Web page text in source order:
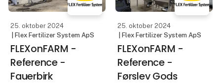
mistet
25. oktober 2024
| Flex Fertilizer System ApS
FLEXonFARM -
Reference -
Fauerbirk
25. oktober 2024
| Flex Fertilizer System ApS
FLEXonFARM -
Reference -
Førslev Gods